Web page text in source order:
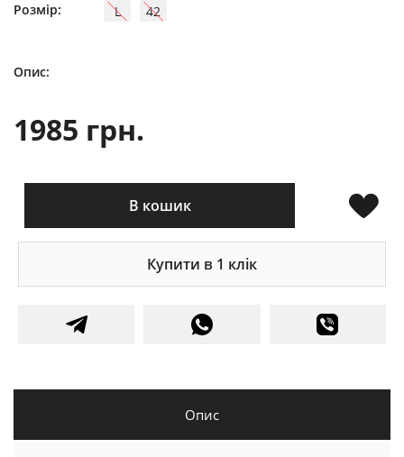
Розмір: L 42
Опис:
1985 грн.
В кошик
Купити в 1 клік
Опис